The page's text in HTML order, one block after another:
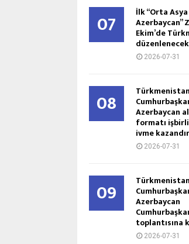
07 İlk “Orta
Azerbaycan”
Ekim’de
düzenlenecek
2026-07-31
08 Türkmenistan
Azerbaycan
formatı
ivme
2026-07-31
09 Türkmenistan
Azerbaycan
toplantısına
2026-07-31